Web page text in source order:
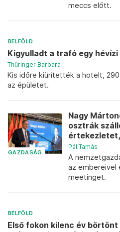
meccs előtt.
BELFÖLD
Kigyulladt a trafó egy hévízi
Thüringer Barbara
Kis időre kiürítették a hotelt,
az épületet.
GAZDASÁG
Nagy
osztrák
Pál Tamás
A
az embereivel
meetinget.
BELFÖLD
Első fokon kilenc év